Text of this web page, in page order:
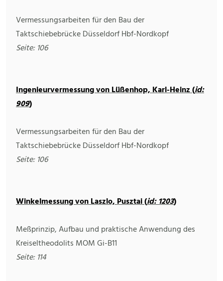
Vermessungsarbeiten für den Bau der
Taktschiebebrücke Düsseldorf Hbf-Nordkopf
Seite: 106
Ingenieurvermessung von Lüßenhop, Karl-Heinz (id:
909)
Vermessungsarbeiten für den Bau der
Taktschiebebrücke Düsseldorf Hbf-Nordkopf
Seite: 106
Winkelmessung von Laszlo, Pusztai (id: 1203)
Meßprinzip, Aufbau und praktische Anwendung des
Kreiseltheodolits MOM Gi-B11
Seite: 114